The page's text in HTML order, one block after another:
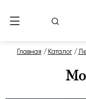
Главная Каталог